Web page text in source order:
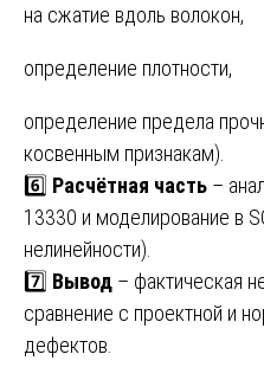
на сжатие вдоль волокон,
определение плотности,
определение предела
косвенным признакам).
6️⃣ Расчётная часть –
13330 и моделирование в
нелинейности).
7️⃣ Вывод – фактическая
сравнение с проектной и
дефектов.